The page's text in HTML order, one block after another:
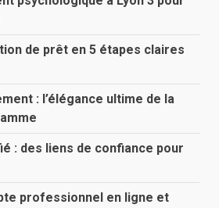
de prêt en 5 étapes claires
: l’élégance ultime de la
: des liens de confiance pour
professionnel en ligne et